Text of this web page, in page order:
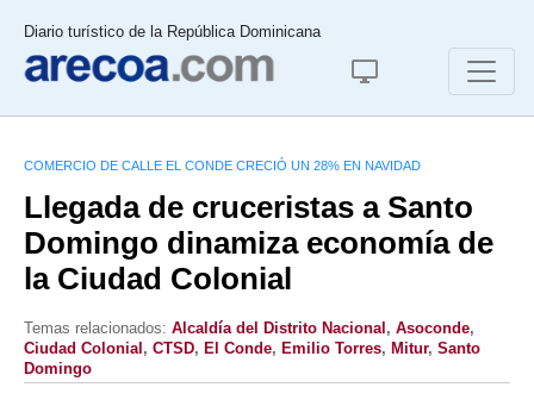
Diario turístico de la República Dominicana
COMERCIO DE CALLE EL CONDE CRECIÓ UN 28% EN NAVIDAD
Llegada de cruceristas a Santo
Domingo dinamiza economía de
la Ciudad Colonial
Temas relacionados: Alcaldía del Distrito Nacional , Asoconde,
Ciudad Colonial , CTSD, El Conde, Emilio Torres, Mitur, Santo
Domingo